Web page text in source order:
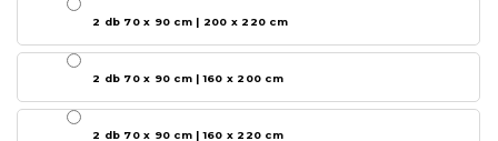
2 db 70 x 90 cm | 200 x 220 cm
2 db 70 x 90 cm | 160 x 200 cm
2 db 70 x 90 cm | 160 x 220 cm